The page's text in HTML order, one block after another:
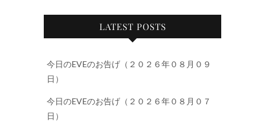
LATEST POSTS
今日のEVEのお告げ（２０２６年０８月０９
日）
今日のEVEのお告げ（２０２６年０８月０７
日）